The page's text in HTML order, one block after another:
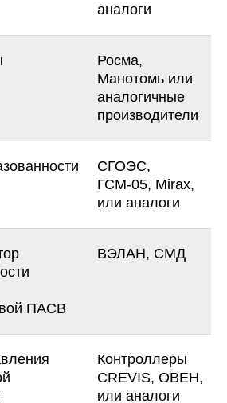
аналоги
Росма,
Манотомь или
аналогичные
производители
СГОЭС,
ГСМ-05, Mirax,
или аналоги
ПАСВ
ВЭЛАН, СМД
Контроллеры
CREVIS, ОВЕН,
или аналоги
81-40
chel.ru